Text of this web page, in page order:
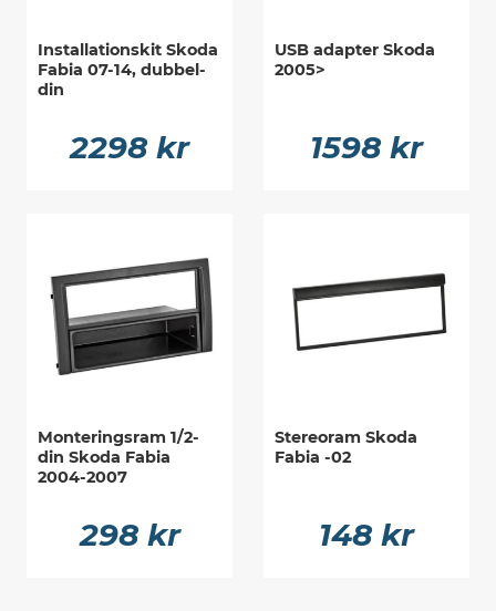
Installationskit Skoda
Fabia 07-14, dubbel-
din
2298 kr
USB adapter Skoda
2005>
1598 kr
Monteringsram 1/2-
din Skoda Fabia
2004-2007
298 kr
Stereoram Skoda
Fabia -02
148 kr